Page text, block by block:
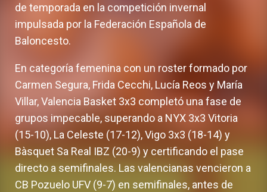
de temporada en la competición invernal
impulsada por la Federación Española de
Baloncesto.
En categoría femenina con un roster formado por
Carmen Segura, Frida Cecchi, Lucía Reos y María
Villar, Valencia Basket 3x3 completó una fase de
grupos impecable, superando a NYX 3x3 Vitoria
(15-10), La Celeste (17-12), Vigo 3x3 (18-14) y
Bàsquet Sa Real IBZ (20-9) y certificando el pase
directo a semifinales. Las valencianas vencieron a
CB Pozuelo UFV (9-7) en semifinales, antes de